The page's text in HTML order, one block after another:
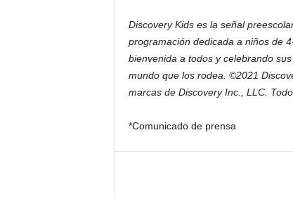
Discovery Kids es la señal
programación dedicada a niños de
bienvenida a todos y celebrando
mundo que los rodea. ©2021
marcas de Discovery Inc., LLC.
*Comunicado de prensa